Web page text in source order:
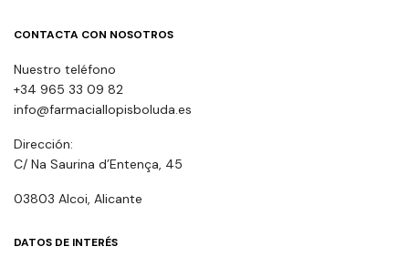
CONTACTA CON NOSOTROS
Nuestro teléfono
+34 965 33 09 82
info@farmaciallopisboluda.es
Dirección:
C/ Na Saurina d’Entença, 45
03803 Alcoi, Alicante
DATOS DE INTERÉS